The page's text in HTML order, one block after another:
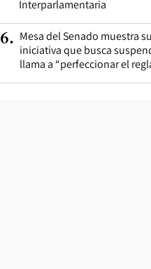
Interparlamentaria
6. Mesa del Senado muestra
iniciativa que busca
llama a “perfeccionar el